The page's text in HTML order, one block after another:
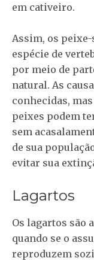
em cativeiro.
Assim, os
espécie de
por meio de
natural. As
conhecidas,
peixes podem
sem
de sua
evitar sua
Lagartos
Os lagartos são
quando se o
reproduzem